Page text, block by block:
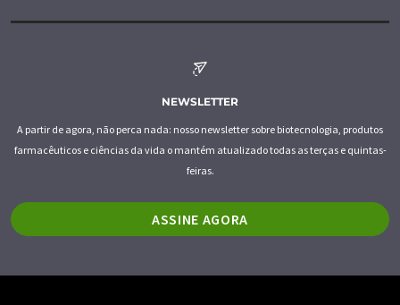
NEWSLETTER
A partir de agora, não perca nada: nosso newsletter sobre biotecnologia, produtos
farmacêuticos e ciências da vida o mantém atualizado todas as terças e quintas-
feiras.
ASSINE AGORA